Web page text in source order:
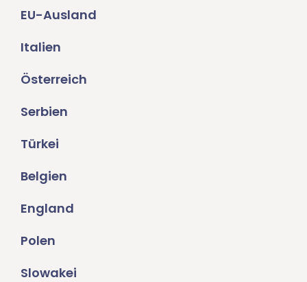
EU-Ausland
Italien
Österreich
Serbien
Türkei
Belgien
England
Polen
Slowakei